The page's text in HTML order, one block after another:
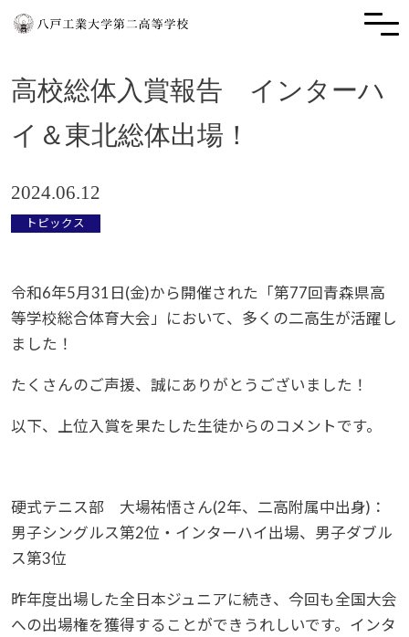
高校総体入賞報告 インターハ
イ＆東北総体出場！
2024.06.12
トピックス
令和6年5月31日(金)から開催された「第77回青森県高
等学校総合体育大会」において、多くの二高生が活躍し
ました！
たくさんのご声援、誠にありがとうございました！
以下、上位入賞を果たした生徒からのコメントです。
硬式テニス部 大場祐悟さん(2年、二高附属中出身)：
男子シングルス第2位・インターハイ出場、男子ダブル
ス第3位
昨年度出場した全日本ジュニアに続き、今回も全国大会
への出場権を獲得することができうれしいです。インタ